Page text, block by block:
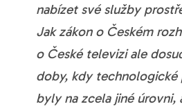
nabízet své služby
Jak zákon o Českém
o České televizi ale
doby, kdy technologické
byly na zcela jiné